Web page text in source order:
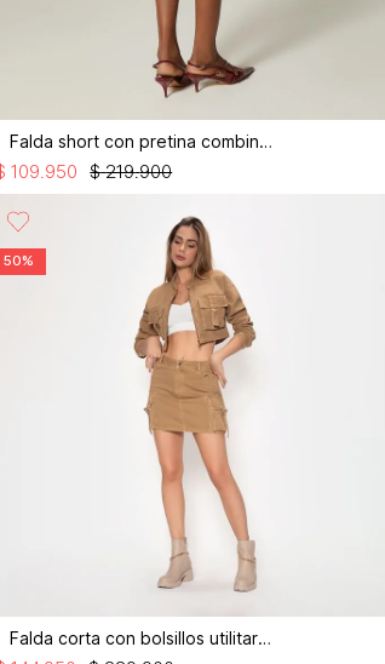
Falda short con pretina combinada
$ 219.900
109.950
50%
Falda corta con bolsillos utilitarios